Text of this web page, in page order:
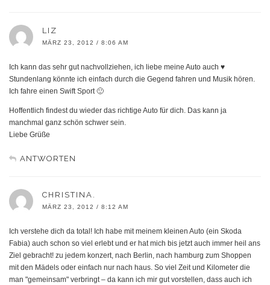
LIZ
MÄRZ 23, 2012 / 8:06 AM
Ich kann das sehr gut nachvollziehen, ich liebe meine Auto auch ♥
Stundenlang könnte ich einfach durch die Gegend fahren und Musik hören.
Ich fahre einen Swift Sport 🙂
Hoffentlich findest du wieder das richtige Auto für dich. Das kann ja
manchmal ganz schön schwer sein.
Liebe Grüße
ANTWORTEN
CHRISTINA.
MÄRZ 23, 2012 / 8:12 AM
Ich verstehe dich da total! Ich habe mit meinem kleinen Auto (ein Skoda
Fabia) auch schon so viel erlebt und er hat mich bis jetzt auch immer heil ans
Ziel gebracht! zu jedem konzert, nach Berlin, nach hamburg zum Shoppen
mit den Mädels oder einfach nur nach haus. So viel Zeit und Kilometer die
man "gemeinsam" verbringt – da kann ich mir gut vorstellen, dass auch ich